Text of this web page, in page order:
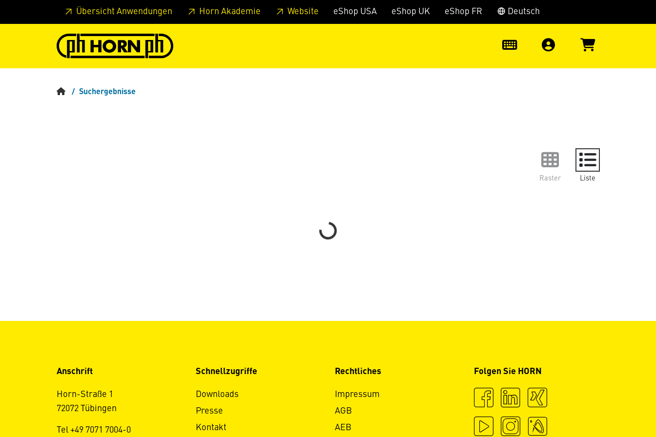
Springe zu Hauptinhalt Springe zum Header Springe zum Footer Springe zum Hauptmenu Springe zur Suche
Übersicht Anwendungen Horn Akademie Website eShop USA eShop UK eShop FR Deutsch
Suchergebnisse
Raster Liste
Loading...
Anschrift
Horn-Straße 1
72072 Tübingen
Tel +49 7071 7004-0
Schnellzugriffe
Downloads
Presse
Kontakt
Rechtliches
Impressum
AGB
AEB
Folgen Sie HORN